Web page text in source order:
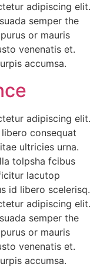
adipiscing elit.
semper the
or mauris
venenatis et.
accumsa.
adipiscing elit.
consequat
ultricies urna.
tolpsha fcibus
lacutop
id libero scelerisq.
adipiscing elit.
semper the
or mauris
venenatis et.
accumsa.